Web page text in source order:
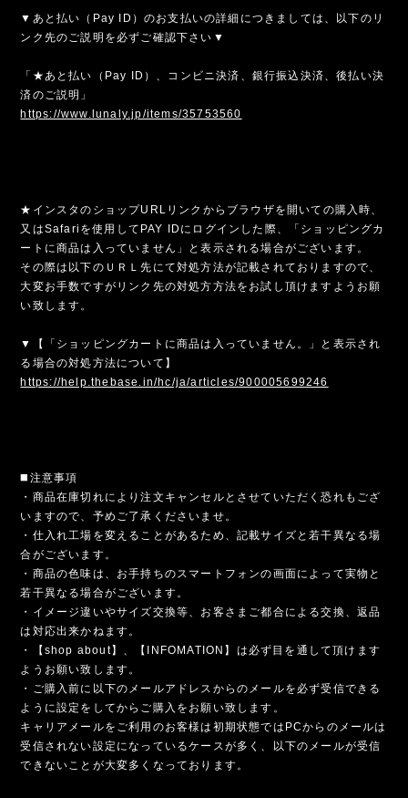
▼あと払い（Pay ID）のお支払いの詳細につきましては、以下のリ
ンク先のご説明を必ずご確認下さい▼
「★あと払い（Pay ID）、コンビニ決済、銀行振込決済、後払い決
済のご説明」
https://www.lunaly.jp/items/35753560
★インスタのショップURLリンクからブラウザを開いての購入時、
又はSafariを使用してPAY IDにログインした際、「ショッピングカ
ートに商品は入っていません」と表示される場合がございます。
その際は以下のＵＲＬ先にて対処方法が記載されておりますので、
大変お手数ですがリンク先の対処方方法をお試し頂けますようお願
い致します。
▼【「ショッピングカートに商品は入っていません。」と表示され
る場合の対処方法について】
https://help.thebase.in/hc/ja/articles/900005699246
◼️注意事項
・商品在庫切れにより注文キャンセルとさせていただく恐れもござ
いますので、予めご了承くださいませ。
・仕入れ工場を変えることがあるため、記載サイズと若干異なる場
合がございます。
・商品の色味は、お手持ちのスマートフォンの画面によって実物と
若干異なる場合がございます。
・イメージ違いやサイズ交換等、お客さまご都合による交換、返品
は対応出来かねます。
・【shop about】、【INFOMATION】は必ず目を通して頂けます
ようお願い致します。
・ご購入前に以下のメールアドレスからのメールを必ず受信できる
ように設定をしてからご購入をお願い致します。
キャリアメールをご利用のお客様は初期状態ではPCからのメールは
受信されない設定になっているケースが多く、以下のメールが受信
できないことが大変多くなっております。